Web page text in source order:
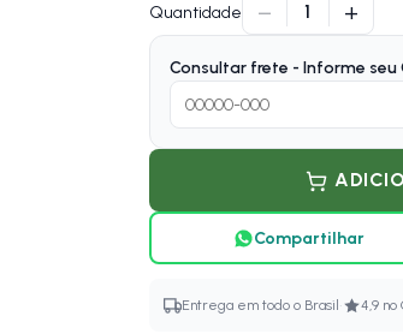
Quantidade − 1 +
Consultar frete - Informe seu
Compartilhar
Entrega em todo o Brasil · 4,9 no